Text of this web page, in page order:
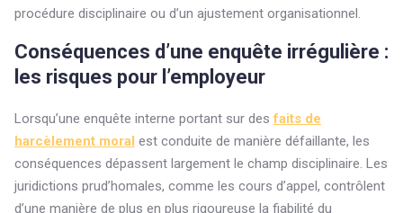
procédure disciplinaire ou d’un ajustement organisationnel.
Conséquences d’une enquête irrégulière :
les risques pour l’employeur
Lorsqu’une enquête interne portant sur desfaits de
harcèlement moral est conduite de manière défaillante, les
conséquences dépassent largement le champ disciplinaire. Les
juridictions prud’homales, comme les cours d’appel, contrôlent
d’une manière de plus en plus rigoureuse la fiabilité du